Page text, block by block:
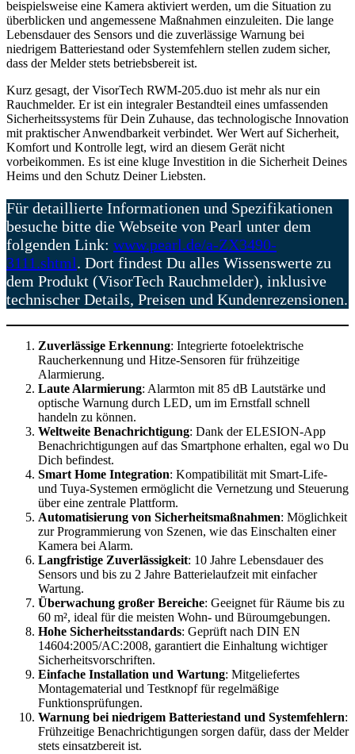
beispielsweise eine Kamera aktiviert werden, um die Situation zu
überblicken und angemessene Maßnahmen einzuleiten. Die lange
Lebensdauer des Sensors und die zuverlässige Warnung bei
niedrigem Batteriestand oder Systemfehlern stellen zudem sicher,
dass der Melder stets betriebsbereit ist.
Kurz gesagt, der VisorTech RWM-205.duo ist mehr als nur ein
Rauchmelder. Er ist ein integraler Bestandteil eines umfassenden
Sicherheitssystems für Dein Zuhause, das technologische Innovation
mit praktischer Anwendbarkeit verbindet. Wer Wert auf Sicherheit,
Komfort und Kontrolle legt, wird an diesem Gerät nicht
vorbeikommen. Es ist eine kluge Investition in die Sicherheit Deines
Heims und den Schutz Deiner Liebsten.
Für detaillierte Informationen und Spezifikationen
besuche bitte die Webseite von Pearl unter dem
folgenden Link: www.pearl.de/a-ZX3490-
3111.shtml. Dort findest Du alles Wissenswerte zu
dem Produkt (VisorTech Rauchmelder), inklusive
technischer Details, Preisen und Kundenrezensionen.
Zuverlässige Erkennung: Integrierte fotoelektrische
Raucherkennung und Hitze-Sensoren für frühzeitige
Alarmierung.
Laute Alarmierung: Alarmton mit 85 dB Lautstärke und
optische Warnung durch LED, um im Ernstfall schnell
handeln zu können.
Weltweite Benachrichtigung: Dank der ELESION-App
Benachrichtigungen auf das Smartphone erhalten, egal wo Du
Dich befindest.
Smart Home Integration: Kompatibilität mit Smart-Life-
und Tuya-Systemen ermöglicht die Vernetzung und Steuerung
über eine zentrale Plattform.
Automatisierung von Sicherheitsmaßnahmen: Möglichkeit
zur Programmierung von Szenen, wie das Einschalten einer
Kamera bei Alarm.
Langfristige Zuverlässigkeit: 10 Jahre Lebensdauer des
Sensors und bis zu 2 Jahre Batterielaufzeit mit einfacher
Wartung.
Überwachung großer Bereiche: Geeignet für Räume bis zu
60 m², ideal für die meisten Wohn- und Büroumgebungen.
Hohe Sicherheitsstandards: Geprüft nach DIN EN
14604:2005/AC:2008, garantiert die Einhaltung wichtiger
Sicherheitsvorschriften.
Einfache Installation und Wartung: Mitgeliefertes
Montagematerial und Testknopf für regelmäßige
Funktionsprüfungen.
Warnung bei niedrigem Batteriestand und Systemfehlern:
Frühzeitige Benachrichtigungen sorgen dafür, dass der Melder
stets einsatzbereit ist.